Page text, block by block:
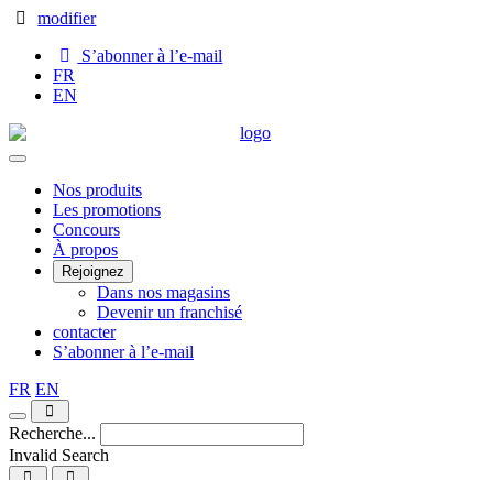
Skip
Content
modifier
S’abonner à l’e-mail
FR
EN
Main
Menu
Nos produits
Les promotions
Concours
À propos
Rejoignez
Dans nos magasins
Devenir un franchisé
contacter
S’abonner à l’e-mail
FR EN
Recherche...
Invalid Search